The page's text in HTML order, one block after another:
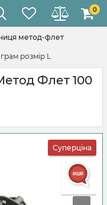
0
метод-флет
розмір L
Флет 100
Суперціна